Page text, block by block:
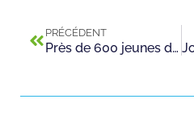
PRÉCÉDENT
Près de 600 jeunes diplômés à l’AFORPA !